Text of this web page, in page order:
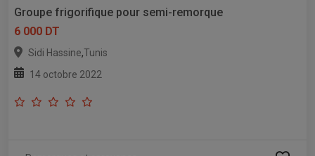
Groupe frigorifique pour semi-remorque
6 000 DT
Sidi Hassine,Tunis
14 octobre 2022